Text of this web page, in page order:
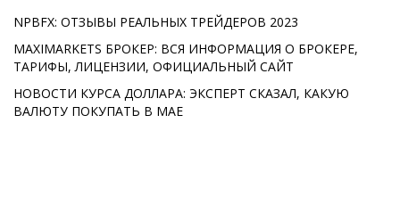
NPBFX: ОТЗЫВЫ РЕАЛЬНЫХ ТРЕЙДЕРОВ 2023
MAXIMARKETS БРОКЕР: ВСЯ ИНФОРМАЦИЯ О БРОКЕРЕ,
ТАРИФЫ, ЛИЦЕНЗИИ, ОФИЦИАЛЬНЫЙ САЙТ
НОВОСТИ КУРСА ДОЛЛАРА: ЭКСПЕРТ СКАЗАЛ, КАКУЮ
ВАЛЮТУ ПОКУПАТЬ В МАЕ